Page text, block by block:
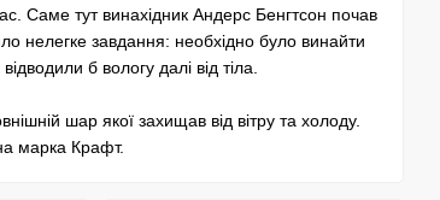
Саме тут винахідник Андерс Бенгтсон почав
нелегке завдання: необхідно було винайти
б вологу далі від тіла.
шар якої захищав від вітру та холоду.
марка Крафт.